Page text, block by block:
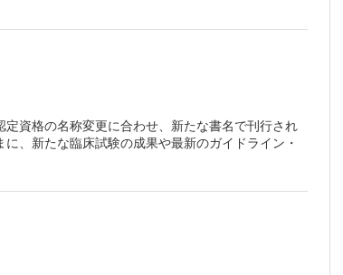
資格の名称変更に合わせ、新たな書名で刊行され
、新たな臨床試験の成果や最新のガイドライン・